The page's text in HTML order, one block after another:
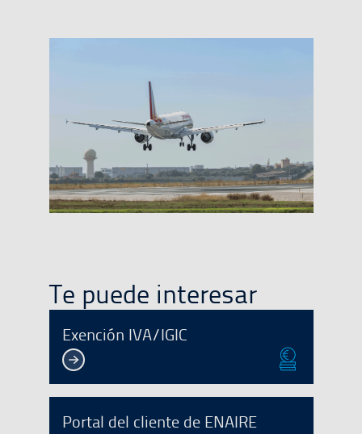
Te puede interesar
Exención IVA/IGIC
Portal del cliente de ENAIRE